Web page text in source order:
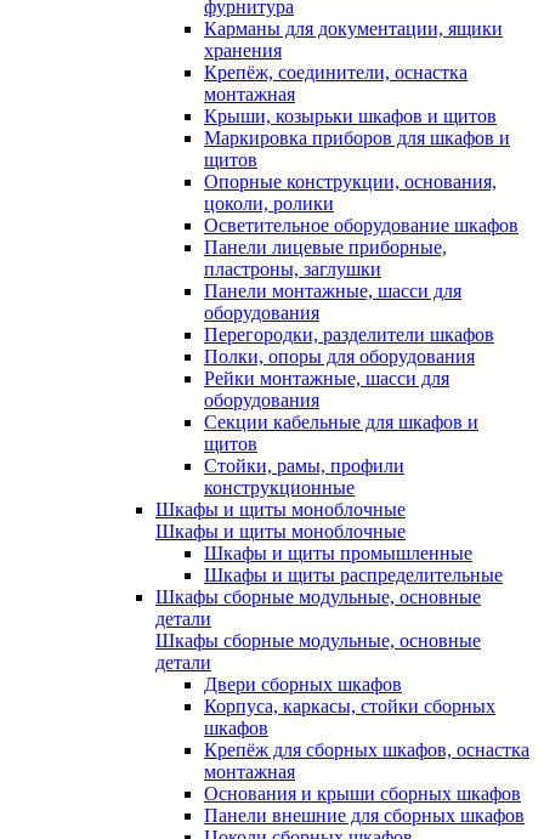
фурнитура
Карманы для документации, ящики
хранения
Крепёж, соединители, оснастка
монтажная
Крыши, козырьки шкафов и щитов
Маркировка приборов для шкафов и
щитов
Опорные конструкции, основания,
цоколи, ролики
Осветительное оборудование шкафов
Панели лицевые приборные,
пластроны, заглушки
Панели монтажные, шасси для
оборудования
Перегородки, разделители шкафов
Полки, опоры для оборудования
Рейки монтажные, шасси для
оборудования
Секции кабельные для шкафов и
щитов
Стойки, рамы, профили
конструкционные
Шкафы и щиты моноблочные
Шкафы и щиты моноблочные
Шкафы и щиты промышленные
Шкафы и щиты распределительные
Шкафы сборные модульные, основные
детали
Шкафы сборные модульные, основные
детали
Двери сборных шкафов
Корпуса, каркасы, стойки сборных
шкафов
Крепёж для сборных шкафов, оснастка
монтажная
Основания и крыши сборных шкафов
Панели внешние для сборных шкафов